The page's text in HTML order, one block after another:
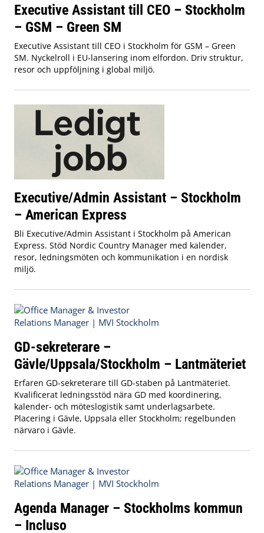
Executive Assistant till CEO – Stockholm
– GSM – Green SM
Executive Assistant till CEO i Stockholm för GSM – Green
SM. Nyckelroll i EU‑lansering inom elfordon. Driv struktur,
resor och uppföljning i global miljö.
Executive/Admin Assistant – Stockholm
– American Express
Bli Executive/Admin Assistant i Stockholm på American
Express. Stöd Nordic Country Manager med kalender,
resor, ledningsmöten och kommunikation i en nordisk
miljö.
GD-sekreterare –
Gävle/Uppsala/Stockholm – Lantmäteriet
Erfaren GD-sekreterare till GD-staben på Lantmäteriet.
Kvalificerat ledningsstöd nära GD med koordinering,
kalender- och möteslogistik samt underlagsarbete.
Placering i Gävle, Uppsala eller Stockholm; regelbunden
närvaro i Gävle.
Agenda Manager – Stockholms kommun
– Incluso